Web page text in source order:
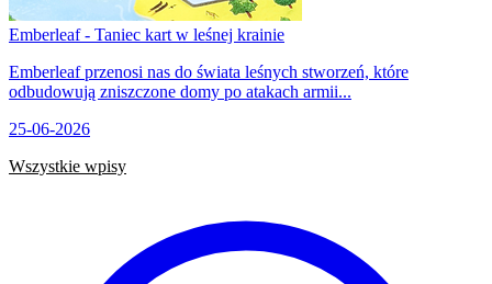
Emberleaf - Taniec kart w leśnej krainie
Emberleaf przenosi nas do świata leśnych stworzeń, które
odbudowują zniszczone domy po atakach armii...
25-06-2026
Wszystkie wpisy